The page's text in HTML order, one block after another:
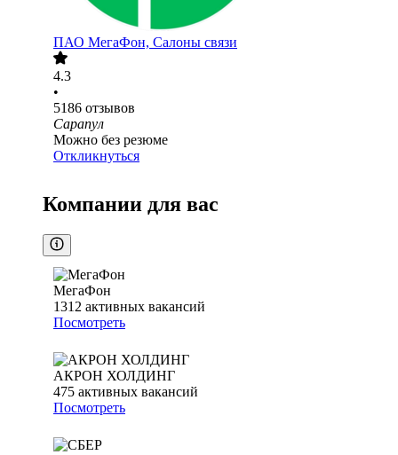
ПАО МегаФон, Салоны связи
4.3
•
5186 отзывов
Сарапул
Можно без резюме
Откликнуться
Компании для вас
МегаФон
1312 активных вакансий
Посмотреть
АКРОН ХОЛДИНГ
475 активных вакансий
Посмотреть